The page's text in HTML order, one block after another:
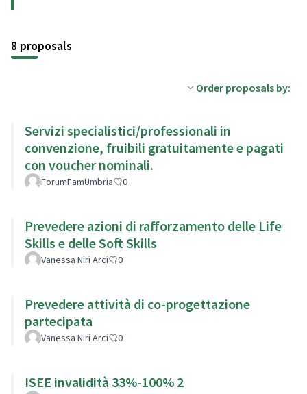
8 proposals
Order proposals by:
Servizi specialistici/professionali in
convenzione, fruibili gratuitamente e pagati
con voucher nominali.
ForumFamUmbria 0
Prevedere azioni di rafforzamento delle Life
Skills e delle Soft Skills
Vanessa Niri Arci 0
Prevedere attività di co-progettazione
partecipata
Vanessa Niri Arci 0
ISEE invalidità 33%-100% 2